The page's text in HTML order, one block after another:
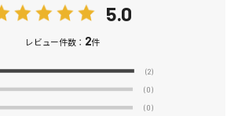
5.0
レビュー件数： 2件
(2)
(0)
(0)